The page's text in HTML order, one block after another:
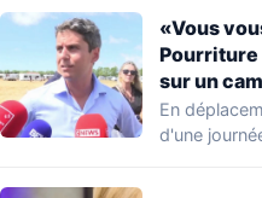
«Vous
Pourriture
sur un
du voyage
En
d'une